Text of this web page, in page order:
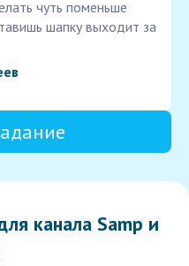
чуть поменьше
шапку выходит за
канала Samp и